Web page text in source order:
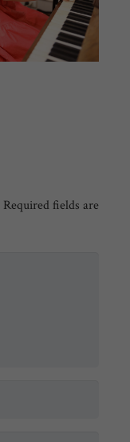
Required fields are